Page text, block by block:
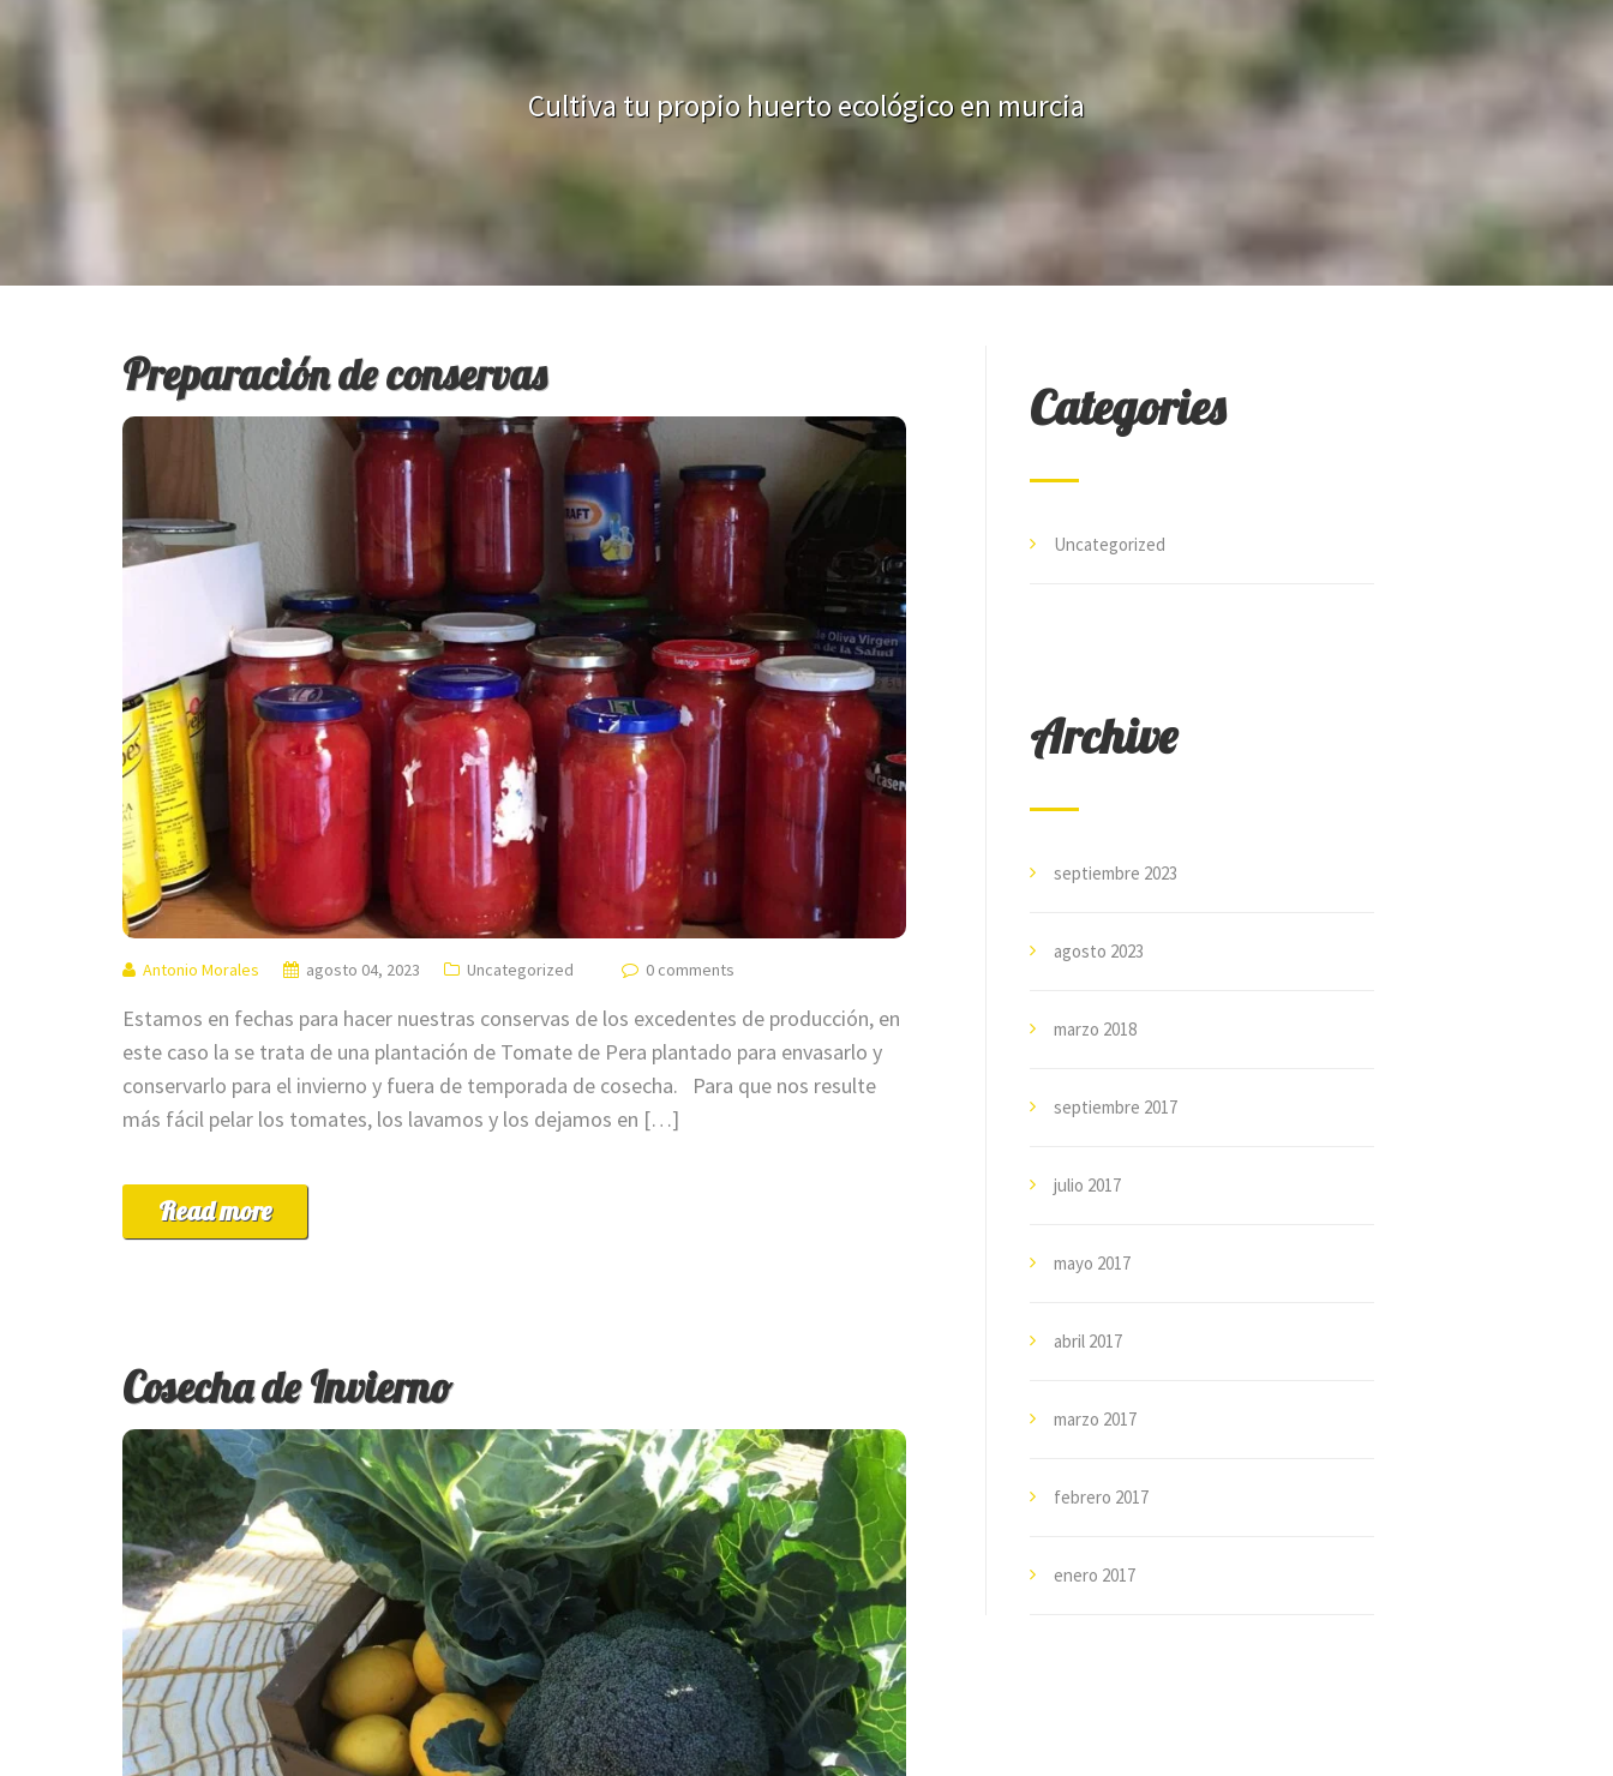
Cultiva tu propio huerto ecológico en murcia
Preparación de conservas
Antonio Morales agosto 04, 2023 Uncategorized 0 comments
Estamos en fechas para hacer nuestras conservas de los excedentes de producción, en
este caso la se trata de una plantación de Tomate de Pera plantado para envasarlo y
conservarlo para el invierno y fuera de temporada de cosecha. Para que nos resulte
más fácil pelar los tomates, los lavamos y los dejamos en […]
Read more
Cosecha de Invierno
Categories
Uncategorized
Archive
septiembre 2023
agosto 2023
marzo 2018
septiembre 2017
julio 2017
mayo 2017
abril 2017
marzo 2017
febrero 2017
enero 2017